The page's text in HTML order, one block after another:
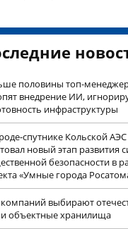
половины топ-
внедрение ИИ,
инфраструктуры
спутнике Кольской АЭС
новый этап развития
безопасности в
«Умные города
компаний выбирают
объектные хранилища